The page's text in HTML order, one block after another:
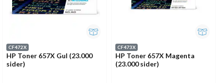
CF472X
HP Toner 657X Gul (23.000
sider)
CF473X
HP Toner 657X Magenta
(23.000 sider)